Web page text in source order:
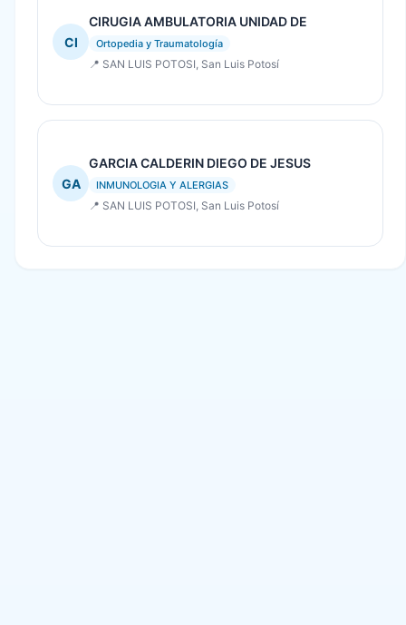
CI
CIRUGIA AMBULATORIA UNIDAD DE
Ortopedia y Traumatología
📍 SAN LUIS POTOSI, San Luis Potosí
GA
GARCIA CALDERIN DIEGO DE JESUS
INMUNOLOGIA Y ALERGIAS
📍 SAN LUIS POTOSI, San Luis Potosí